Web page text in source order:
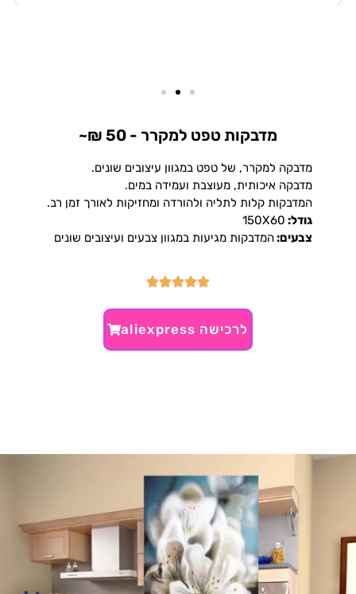
מדבקות טפט למקרר - 50 ₪~
מדבקה למקרר, של טפט במגוון עיצובים שונים.
מדבקה איכותית, מעוצבת ועמידה במים.
המדבקות קלות לתליה ולהורדה ומחזיקות לאורך זמן רב.
גודל: 150X60
צבעים:המדבקות מגיעות במגוון צבעים ועיצובים שונים
לרכישה aliexpress